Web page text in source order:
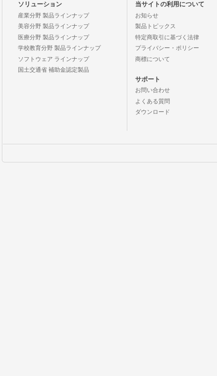
ソリューション
産業分野 製品ラインナップ
美容分野 製品ラインナップ
医療分野 製品ラインナップ
学校教育分野 製品ラインナップ
ソフトウェア ラインナップ
国土交通省 補助金認定製品
当サイトの利用について
お知らせ
製品トピックス
特定商取引に基づく法律
プライバシー・ポリシー
商標について
サポート
お問い合わせ
よくある質問
ダウンロード